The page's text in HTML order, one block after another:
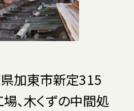
加東市新定315
、木くずの中間処